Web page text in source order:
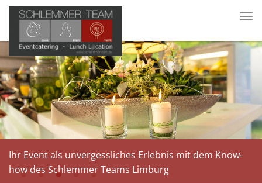
Ihr Event als unvergessliches Erlebnis mit dem Know-
how des Schlemmer Teams Limburg